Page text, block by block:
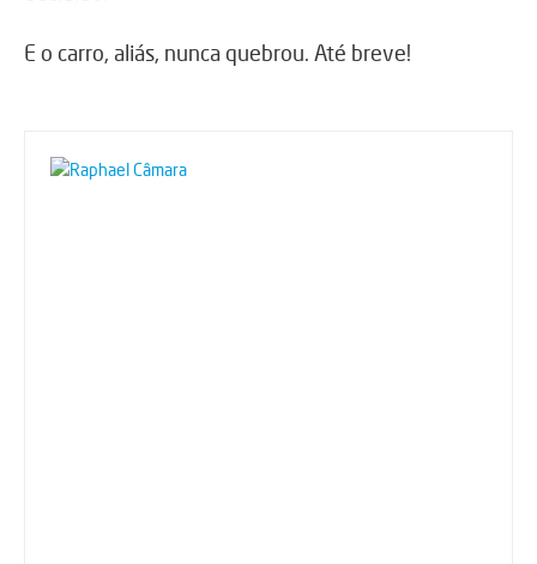
E o carro, aliás, nunca quebrou. Até breve!